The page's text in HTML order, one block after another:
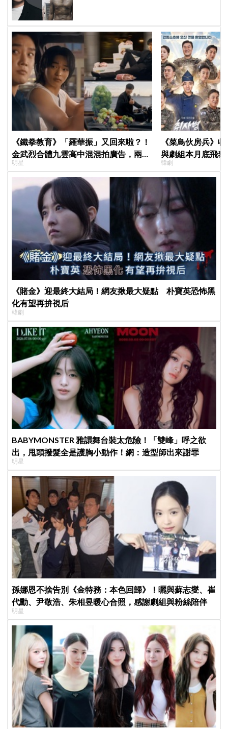
《鐵拳教育》「羅華振」又回來啦？！
金武烈合體九雲高中混混拍廣告，兩人
嚇壞反應笑翻劇迷：根本番外篇！
明星
《菜鳥伙房兵》
與劇組本月底飛
行，慶祝亮眼成績
韓劇
《賭金》迎最終大結局！網友揪最大疑點 朴寶英恐怖黑
化有望再拚視后
韓劇
BABYMONSTER 雅譞舞台裝太危險！「雙峰」呼之欲
出，甩頭撥髮全是護胸小動作！網：造型師出來謝罪
明星
孫娜恩不捨告別《金特務：本色回歸》！曬與蘇志燮、崔
代勳、尹敬浩、朱相昱暖心合照，感謝劇組與粉絲陪伴
明星